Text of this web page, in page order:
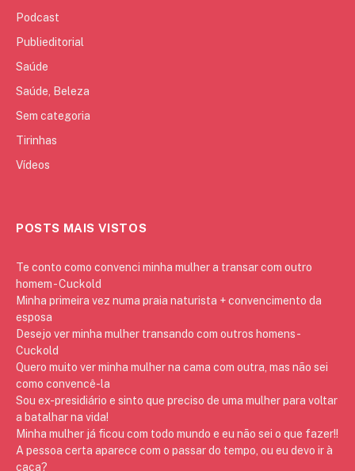
Podcast
Publieditorial
Saúde
Saúde, Beleza
Sem categoria
Tirinhas
Vídeos
POSTS MAIS VISTOS
Te conto como convenci minha mulher a transar com outro
homem - Cuckold
Minha primeira vez numa praia naturista + convencimento da
esposa
Desejo ver minha mulher transando com outros homens -
Cuckold
Quero muito ver minha mulher na cama com outra, mas não sei
como convencê-la
Sou ex-presidiário e sinto que preciso de uma mulher para voltar
a batalhar na vida!
Minha mulher já ficou com todo mundo e eu não sei o que fazer!!
A pessoa certa aparece com o passar do tempo, ou eu devo ir à
caça?